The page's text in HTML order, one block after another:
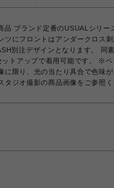
品 ブランド定番のUSUALシリー
ツにフロントはアンダークロス
別注デザインとなります。 同
トアップで着用可能です。 ※ベ
に限り、光の当たり具合で色味
タジオ撮影の商品画像をご参照く